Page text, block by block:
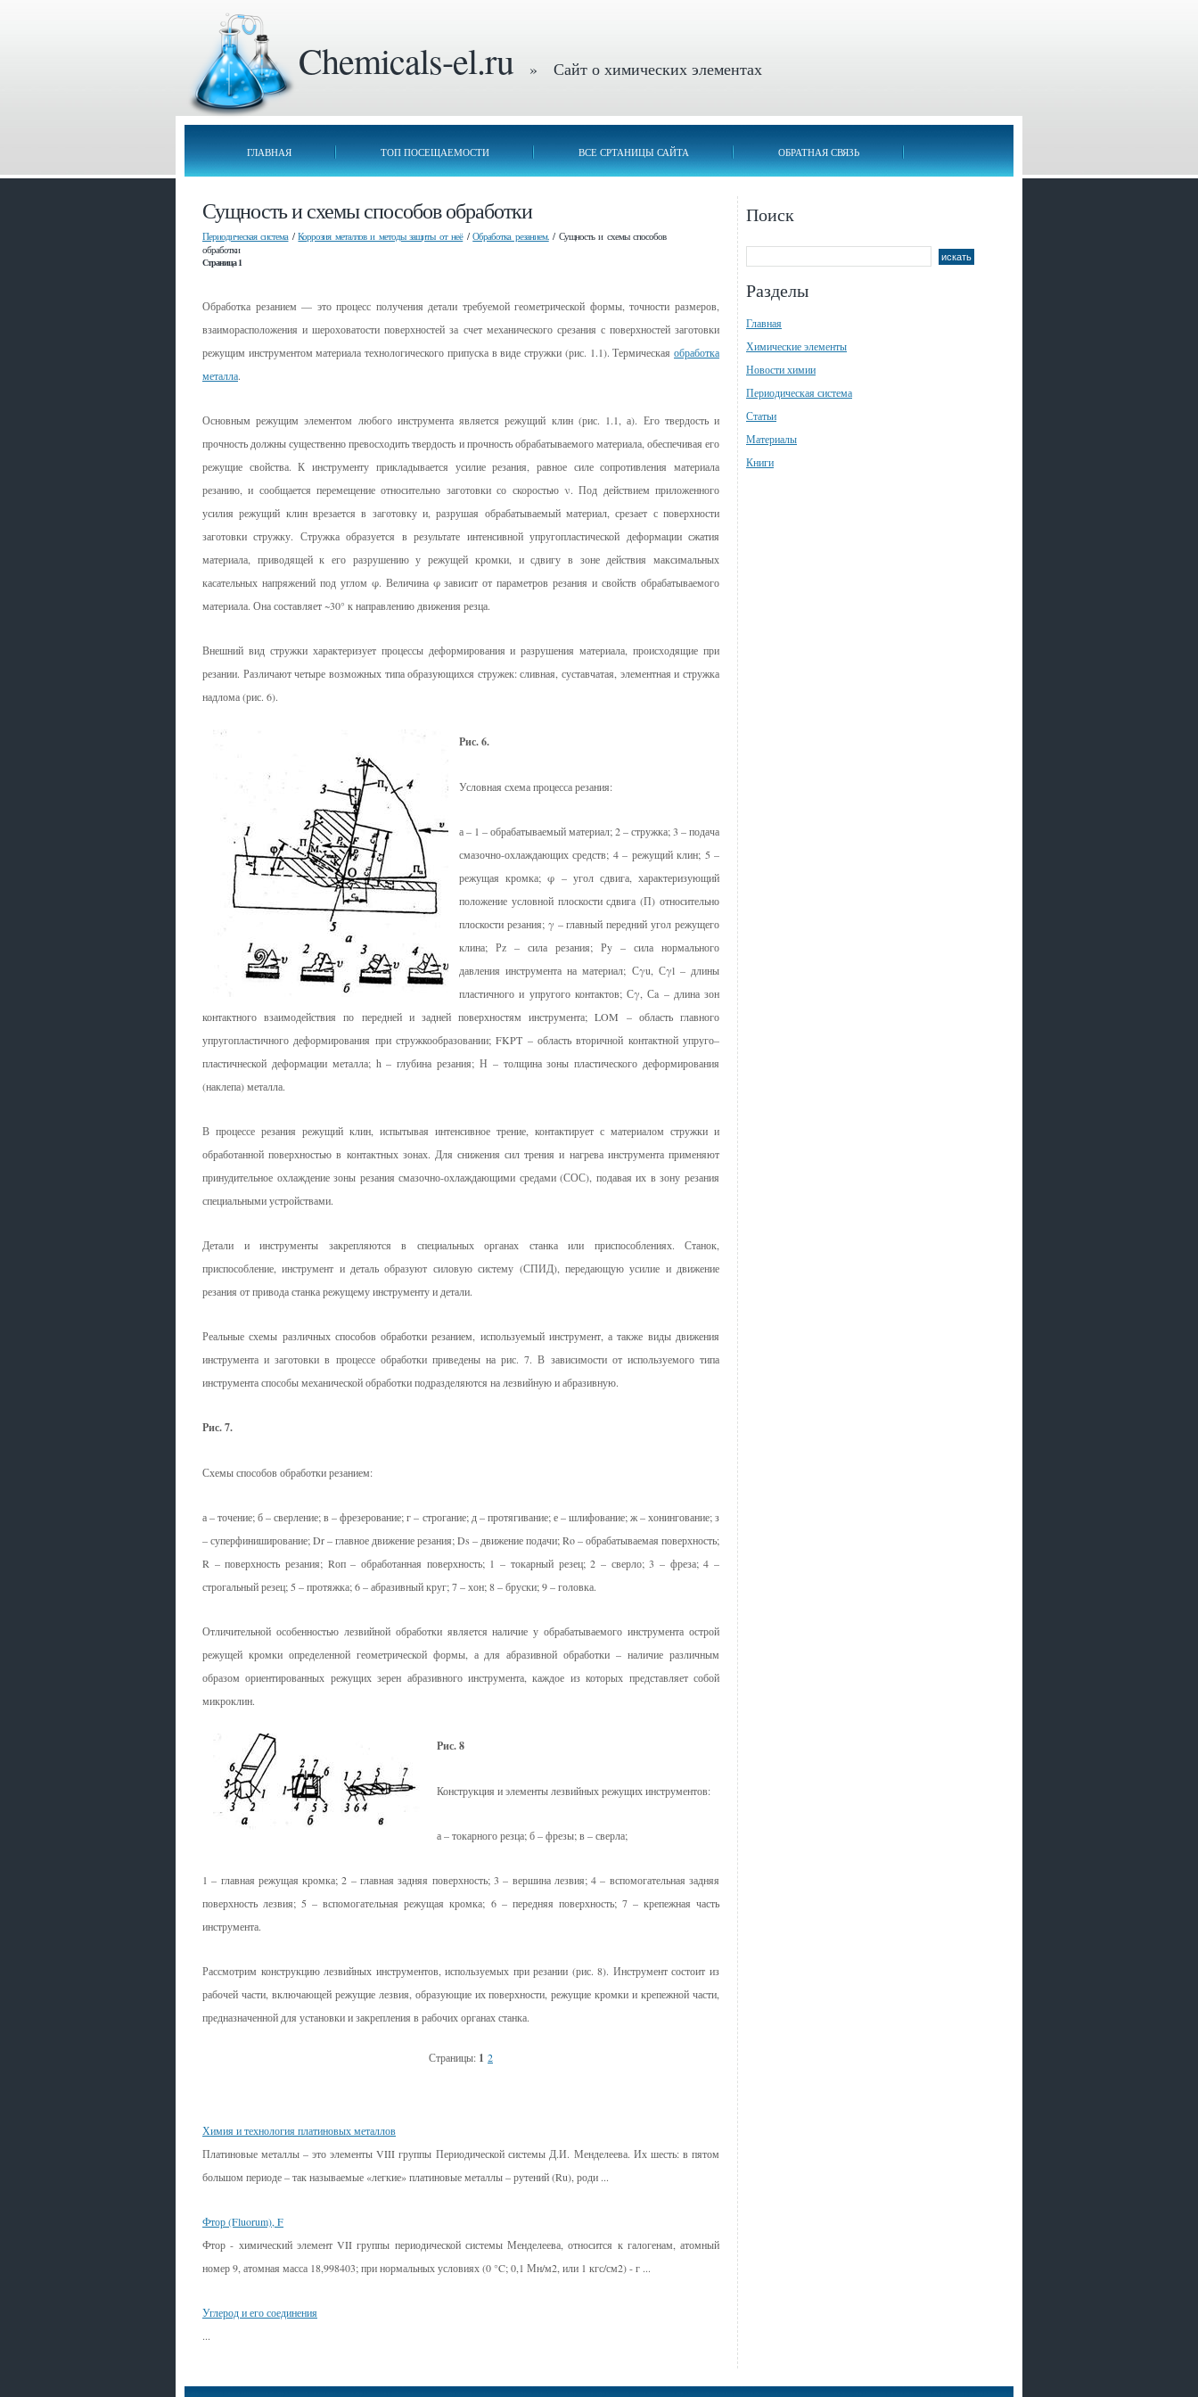
Chemicals-el.ru » Сайт о химических элементах
ГЛАВНАЯ ТОП ПОСЕЩАЕМОСТИ ВСЕ СРТАНИЦЫ САЙТА ОБРАТНАЯ СВЯЗЬ
Сущность и схемы способов обработки
Периодическая система/Коррозия металлов и методы защиты от неё/Обработка резанием./ Сущность и схемы способов
обработки
Страница 1
Обработка резанием — это процесс получения детали требуемой гео­метрической формы, точности размеров,
взаиморасположения и шерохова­тости поверхностей за счет механического срезания с поверхностей заготов­ки
режущим инструментом материала технологического припуска в виде стружки (рис. 1.1).Термическаяобработка
металла.
Основным режущим элементом любого инструмента является режу­щий клин (рис. 1.1, а). Его твердость и
прочность должны существенно превосходить твердость и прочность обрабатываемого материала, обес­печивая его
режущие свойства. К инструменту прикладывается усилие резания, равное силе сопротивления материала
резанию, и сообщается перемещение относительно заготовки со скоростью ν. Под действием приложенного
усилия режущий клин врезается в заготовку и, разрушая обрабатываемый материал, срезает с поверхности
заготовки стружку. Стружка образуется в результате интенсивной упругопластической дефор­мации сжатия
материала, приводящей к его разрушению у режущей кром­ки, и сдвигу в зоне действия максимальных
касательных напряжений под углом φ. Величина φ зависит от параметров резания и свойств обрабатываемого
материала. Она составляет ~30° к направлению движения резца.
Внешний вид стружки характеризует процессы деформирования и раз­рушения материала, происходящие при
резании. Различают четыре возмож­ных типа образующихся стружек: сливная, суставчатая, элементная и струж­ка
надлома (рис. 6).
Рис. 6.
Условная схема процесса резания:
а – 1 – обрабатываемый материал; 2 – стружка; 3 – подача
смазочно-охлаждающих средств; 4 – режущий клин; 5 –
режущая кромка; φ – угол сдвига, характеризующий
положение условной плоскости сдвига (П) относительно
плоскости резания; γ – главный передний угол режущего
клина; Рz – сила резания; Рy – сила нормального
давления инструмента на материал; Сγu, Сγl – длины
пластичного и упругого контактов; Сγ, Сa – длина зон
контактного взаимодействия по передней и задней поверхностям инструмента; LOM – область главного
упругопластичного деформирования при стружкообразовании; FKPT – область вторичной контактной упруго–
пластичнеской деформации металла; h – глубина резания; Н – толщина зоны пластического деформирования
(наклепа) металла.
В процессе резания режущий клин, испытывая интенсивное трение, контактирует с материа­лом стружки и
обработанной по­верхностью в контактных зонах. Для снижения сил трения и на­грева инструмента применяют
принудительное охлаждение зо­ны резания смазочно-охлаждающими средами (СОС), подавая их в зону резания
специальными устройствами.
Детали и инструменты за­крепляются в специальных орга­нах станка или приспособлениях. Станок,
приспособление, инстру­мент и деталь образуют силовую систему (СПИД), передающую усилие и движение
резания от привода станка режущему инст­рументу и детали.
Реальные схемы различ­ных способов обработки резани­ем, используемый инструмент, а также виды движения
инструмен­та и заготовки в процессе обра­ботки приведены на рис. 7. В зависимости от используемого типа
инструмента способы меха­нической обработки подразделя­ются на лезвийную и абразивную.
Рис. 7.
Схемы способов обработки резанием:
а – точение; б – сверление; в – фрезерование; г – строгание; д – протягивание; е – шлифование; ж – хонингование; з
– суперфиниширование; Dr – главное движение резания; Ds – движение подачи; Ro – обрабатываемая поверхность;
R – поверхность резания; Rоп – обработанная поверхность; 1 – токарный резец; 2 – сверло; 3 – фреза; 4 –
строгальный резец; 5 – протяжка; 6 – абразивный круг; 7 – хон; 8 – бруски; 9 – головка.
Отличительной особенно­стью лезвийной обработки явля­ется наличие у обрабатываемого инструмента острой
режущей кромки определенной геометрической формы, а для абразивной обработки – наличие различным
образом ориентированных режущих зерен абразивного инструмента, каждое из которых представляет собой
микроклин.
Рис. 8
Конструкция и элементы лезвийных режущих инструментов:
а – токарного резца; б – фрезы; в – сверла;
1 – главная режущая кромка; 2 – главная задняя поверхность; 3 – вершина лезвия; 4 – вспомогательная задняя
поверхность лезвия; 5 – вспомогательная режущая кромка; 6 – передняя поверхность; 7 – крепежная часть
инструмента.
Рассмотрим конструкцию лезвийных инструментов, используемых при резании (рис. 8). Инструмент состоит из
рабочей части, включающей ре­жущие лезвия, образующие их поверхности, режущие кромки и крепежной части,
предназначенной для установки и закрепления в рабочих органах станка.
Страницы: 1 2
Химия и технология платиновых металлов
Платиновые металлы – это элементы VIII группы Периодической системы Д.И. Менделеева. Их шесть: в пятом
большом периоде – так называемые «легкие» платиновые металлы – рутений (Ru), роди ...
Фтор (Fluorum), F
Фтор - химический элемент VII группы периодической системы Менделеева, относится к галогенам, атомный
номер 9, атомная масса 18,998403; при нормальных условиях (0 °C; 0,1 Мн/м2, или 1 кгс/см2) - г ...
Углерод и его соединения
...
Поиск
Разделы
Главная
Химические элементы
Новости химии
Периодическая система
Статьи
Материалы
Книги